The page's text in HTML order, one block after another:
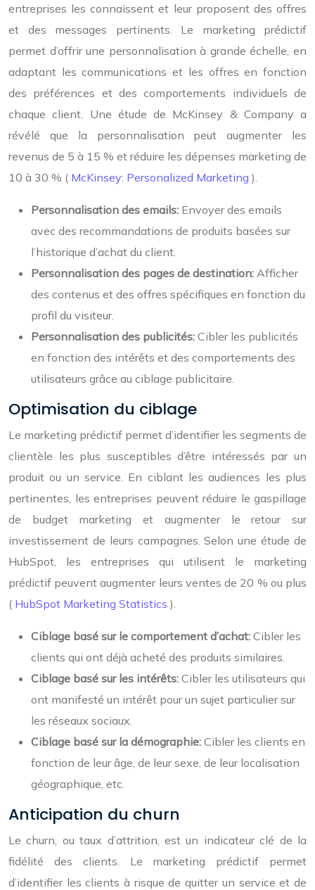
entreprises les connaissent et leur proposent des offres
et des messages pertinents. Le marketing prédictif
permet d’offrir une personnalisation à grande échelle, en
adaptant les communications et les offres en fonction
des préférences et des comportements individuels de
chaque client. Une étude de McKinsey & Company a
révélé que la personnalisation peut augmenter les
revenus de 5 à 15 % et réduire les dépenses marketing de
10 à 30 % ( McKinsey: Personalized Marketing ).
Personnalisation des emails: Envoyer des emails
avec des recommandations de produits basées sur
l’historique d’achat du client.
Personnalisation des pages de destination: Afficher
des contenus et des offres spécifiques en fonction du
profil du visiteur.
Personnalisation des publicités: Cibler les publicités
en fonction des intérêts et des comportements des
utilisateurs grâce au ciblage publicitaire.
Optimisation du ciblage
Le marketing prédictif permet d’identifier les segments de
clientèle les plus susceptibles d’être intéressés par un
produit ou un service. En ciblant les audiences les plus
pertinentes, les entreprises peuvent réduire le gaspillage
de budget marketing et augmenter le retour sur
investissement de leurs campagnes. Selon une étude de
HubSpot, les entreprises qui utilisent le marketing
prédictif peuvent augmenter leurs ventes de 20 % ou plus
( HubSpot Marketing Statistics ).
Ciblage basé sur le comportement d’achat: Cibler les
clients qui ont déjà acheté des produits similaires.
Ciblage basé sur les intérêts: Cibler les utilisateurs qui
ont manifesté un intérêt pour un sujet particulier sur
les réseaux sociaux.
Ciblage basé sur la démographie: Cibler les clients en
fonction de leur âge, de leur sexe, de leur localisation
géographique, etc.
Anticipation du churn
Le churn, ou taux d’attrition, est un indicateur clé de la
fidélité des clients. Le marketing prédictif permet
d’identifier les clients à risque de quitter un service et de